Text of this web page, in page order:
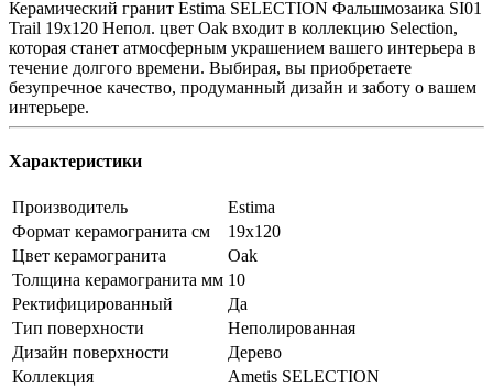
Керамический гранит Estima SELECTION Фальшмозаика SI01
Trail 19x120 Непол. цвет Oak входит в коллекцию Selection,
которая станет атмосферным украшением вашего интерьера в
течение долгого времени. Выбирая, вы приобретаете
безупречное качество, продуманный дизайн и заботу о вашем
интерьере.
Характеристики
Производитель
Estima
Формат керамогранита см
19х120
Цвет керамогранита
Oak
Толщина керамогранита мм 10
Ректифицированный
Да
Тип поверхности
Неполированная
Дизайн поверхности
Дерево
Коллекция
Ametis SELECTION